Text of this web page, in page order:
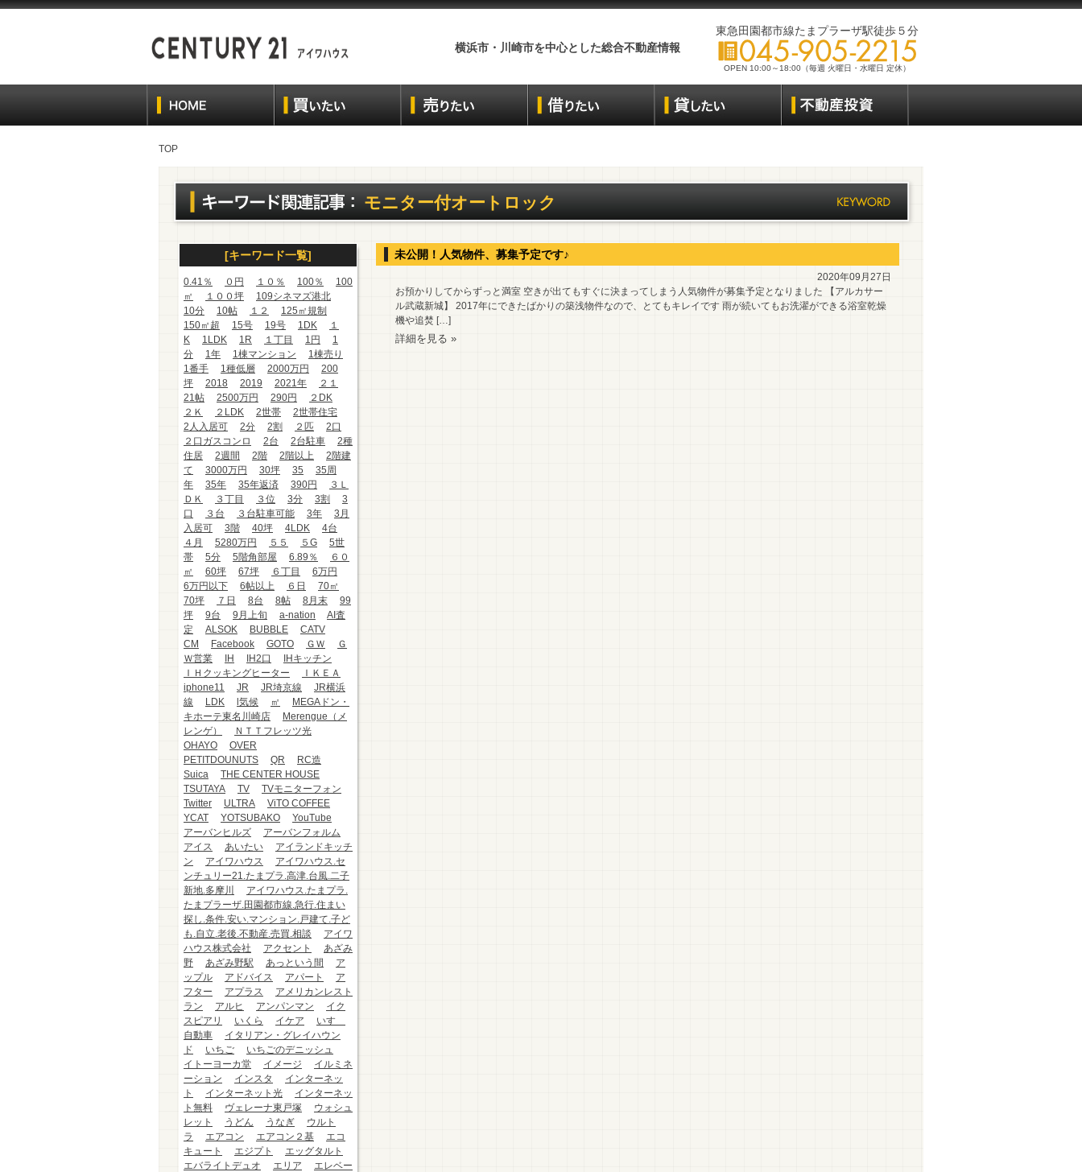
横浜市・川崎市を中心とした総合不動産情報
東急田園都市線たまプラーザ駅徒歩５分
OPEN 10:00～18:00（毎週 火曜日・水曜日 定休）
TOP
モニター付オートロック
[キーワード一覧]
0.41％ ０円 １０％ 100％
100
㎡
１００坪
109シネマズ港北
10分
10帖 １２
125㎡規制
150㎡超
15号 19号 1DK
１
K
1LDK 1R １丁目 1円
1
分
1年 1棟マンション
1棟売り
1番手
1種低層 2000万円
200
坪
2018 2019 2021年
２１
21帖
2500万円 290円
２DK
２Ｋ
２LDK 2世帯
2世帯住宅
2人入居可
2分 2割 ２匹
2口
２口ガスコンロ
2台 2台駐車
2種
住居
2週間 2階 2階以上
2階建
て
3000万円 30坪 35
35周
年
35年 35年返済 390円
３Ｌ
ＤＫ
３丁目 ３位 3分 3割
3
口
３台 ３台駐車可能 3年
3月
入居可
3階 40坪 4LDK
4台
４月
5280万円 ５５ ５G
5世
帯
5分 5階角部屋 6.89％
６０
㎡
60坪 67坪 ６丁目
6万円
6万円以下
6帖以上 ６日
70㎡
70坪
７日 8台 8帖 8月末
99
坪
9台 9月上旬 a-nation
AI査
定
ALSOK BUBBLE
CATV
CM
Facebook GOTO ＧＷ
Ｇ
Ｗ営業
IH IH2口
IHキッチン
ＩＨクッキングヒーター
ＩＫＥＡ
iphone11
JR JR埼京線
JR横浜
線
LDK l気候 ㎡
MEGAドン・
キホーテ東名川崎店
Merengue（メ
レンゲ）
ＮＴＴフレッツ光
OHAYO
OVER
PETITDOUNUTS
QR
RC造
Suica
THE CENTER HOUSE
TSUTAYA
TV
TVモニターフォン
Twitter
ULTRA
ViTO COFFEE
YCAT
YOTSUBAKO
YouTube
アーバンヒルズ
アーバンフォルム
アイス
あいたい
アイランドキッチ
ン
アイワハウス
アイワハウス.セ
ンチュリー21.たまプラ.高津.台風.二子
新地.多摩川
アイワハウス.たまプラ.
たまプラーザ.田園都市線.急行.住まい
探し.条件.安い.マンション.戸建て.子ど
も.自立.老後.不動産.売買.相談
アイワ
ハウス株式会社
アクセント
あざみ
野
あざみ野駅 あっという間
ア
ップル
アドバイス アパート
ア
フター
アプラス
アメリカンレスト
ラン
アルヒ アンパンマン
イク
スピアリ
いくら イケア
いすゞ
自動車
イタリアン・グレイハウン
ド
いちご
いちごのデニッシュ
イトーヨーカ堂
イメージ
イルミネ
ーション
インスタ
インターネッ
ト
インターネット光
インターネッ
ト無料
ヴェレーナ東戸塚
ウォシュ
レット
うどん うなぎ
ウルト
ラ
エアコン エアコン２基
エコ
キュート
エジプト
エッグタルト
エバライトデュオ
エリア
エレベー
未公開！人気物件、募集予定です♪
2020年09月27日
お預かりしてからずっと満室 空きが出てもすぐに決まってしまう人気物件が募集予定となりました 【アルカサー
ル武蔵新城】 2017年にできたばかりの築浅物件なので、とてもキレイです 雨が続いてもお洗濯ができる浴室乾燥
機や追焚 […]
詳細を見る »